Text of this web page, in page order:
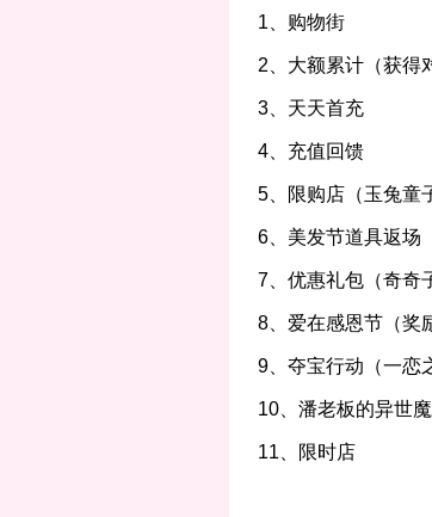
1、购物街
2、大额累计（获得
3、天天首充
4、充值回馈
5、限购店（玉兔童
6、美发节道具返场
7、优惠礼包（奇奇
8、爱在感恩节（奖
9、夺宝行动（一恋
10、潘老板的异世
11、限时店